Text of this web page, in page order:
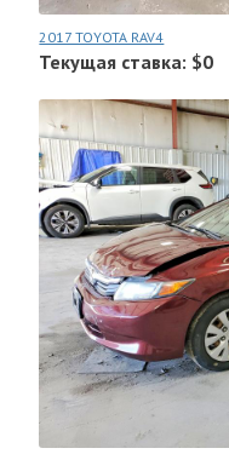
2017 TOYOTA RAV4
Текущая ставка: $0